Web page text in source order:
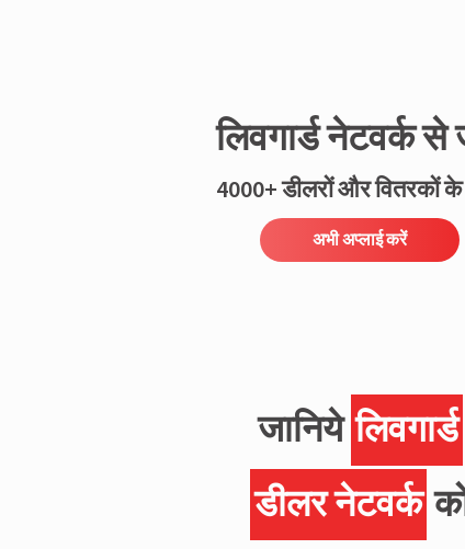
लिवगार्ड नेटवर्क
4000+ डीलरों और वितरकों
अभी अप्लाई करें
जानियेलिवगार्ड
डीलर नेटवर्क